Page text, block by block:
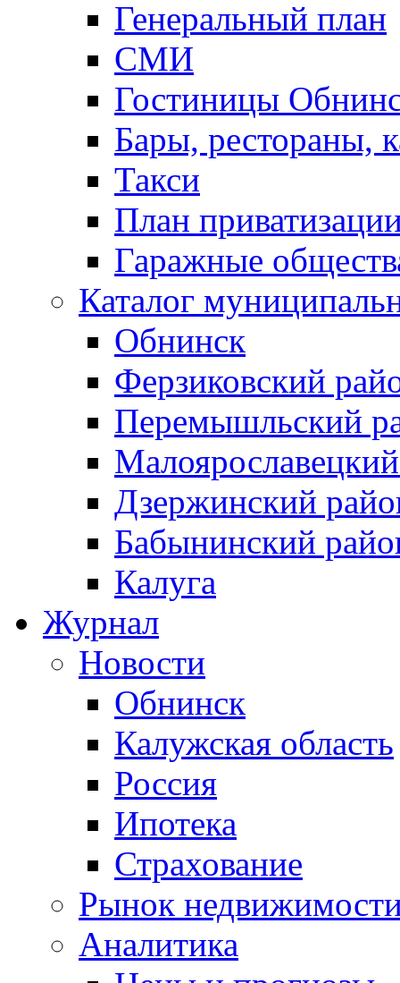
Генеральный план
СМИ
Гостиницы
Бары, рестораны,
Такси
План
Гаражные
Каталог
Обнинск
Ферзиковский
Перемышльский
Дзержинский
Бабынинский
Калуга
Журнал
Новости
Обнинск
Калужская область
Россия
Ипотека
Страхование
Рынок
Аналитика